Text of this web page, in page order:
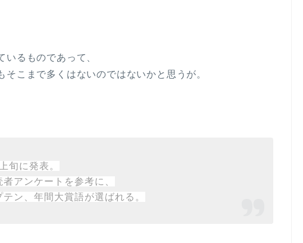
るものであって、
こまで多くはないのではないかと思うが。
旬に発表。
者アンケートを参考に、
ン、年間大賞語が選ばれる。